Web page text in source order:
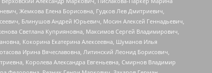
Жемкова Елена Борисовна, Гудков Лев Дмитриевич,
Блинушов Андрей Юрьевич, Мосин Алексей Геннадьевич,
Светлана Куприяновна, Максимов Сергей Владимирович,
Кокорина Екатерина Алексеевна, Шуманов Илья
Ирина Вячеславовна, Литинский Леонид Борисович,
Королева Александра Евгеньевна, Смирнов Владимир